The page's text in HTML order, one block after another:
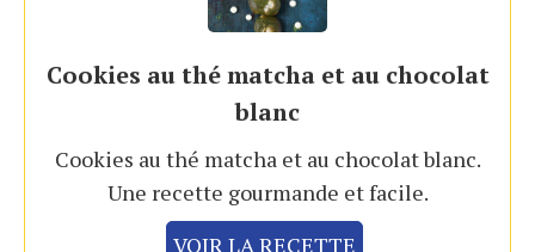
Cookies au thé matcha et au chocolat
blanc
Cookies au thé matcha et au chocolat blanc.
Une recette gourmande et facile.
VOIR LA RECETTE